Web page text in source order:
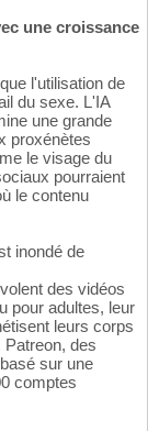
une croissance
l'utilisation de
du sexe. L'IA
une grande
proxénètes
le visage du
pourraient
le contenu
inondé de
des vidéos
pour adultes, leur
leurs corps
des
sur une
comptes